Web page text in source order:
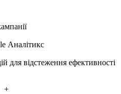
Аналітикс
для відстеження ефективності
+